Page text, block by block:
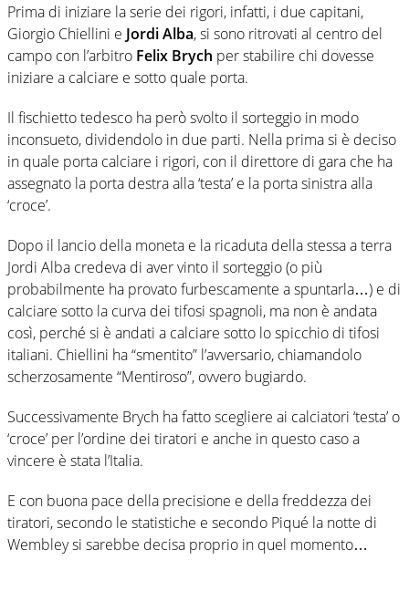
Prima di iniziare la serie dei rigori, infatti, i due capitani,
Giorgio Chiellini e Jordi Alba, si sono ritrovati al centro del
campo con l’arbitro Felix Brych per stabilire chi dovesse
iniziare a calciare e sotto quale porta.
Il fischietto tedesco ha però svolto il sorteggio in modo
inconsueto, dividendolo in due parti. Nella prima si è deciso
in quale porta calciare i rigori, con il direttore di gara che ha
assegnato la porta destra alla ‘testa’ e la porta sinistra alla
‘croce’.
Dopo il lancio della moneta e la ricaduta della stessa a terra
Jordi Alba credeva di aver vinto il sorteggio (o più
probabilmente ha provato furbescamente a spuntarla…) e di
calciare sotto la curva dei tifosi spagnoli, ma non è andata
così, perché si è andati a calciare sotto lo spicchio di tifosi
italiani. Chiellini ha “smentito” l’avversario, chiamandolo
scherzosamente “Mentiroso”, ovvero bugiardo.
Successivamente Brych ha fatto scegliere ai calciatori ‘testa’ o
‘croce’ per l’ordine dei tiratori e anche in questo caso a
vincere è stata l’Italia.
E con buona pace della precisione e della freddezza dei
tiratori, secondo le statistiche e secondo Piqué la notte di
Wembley si sarebbe decisa proprio in quel momento…